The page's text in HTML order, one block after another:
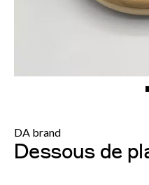
DA brand
Dessous de